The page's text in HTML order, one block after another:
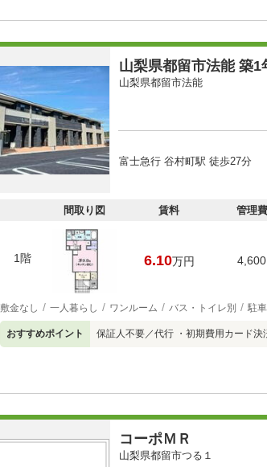
山梨県都留市法能 築1
山梨県都留市法能
富士急行 谷村町駅 徒歩27分
間取り図 賃料 管理
1階 6.10万円 4,600
敷金なし 一人暮らし ワンルーム バス・トイレ別 駐
おすすめポイント 保証人不要／代行 ・初期費用カード
コーポＭＲ
山梨県都留市つる１